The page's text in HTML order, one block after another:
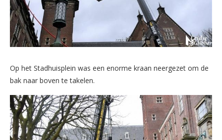
Op het Stadhuisplein was een enorme kraan neergezet om de
bak naar boven te takelen.